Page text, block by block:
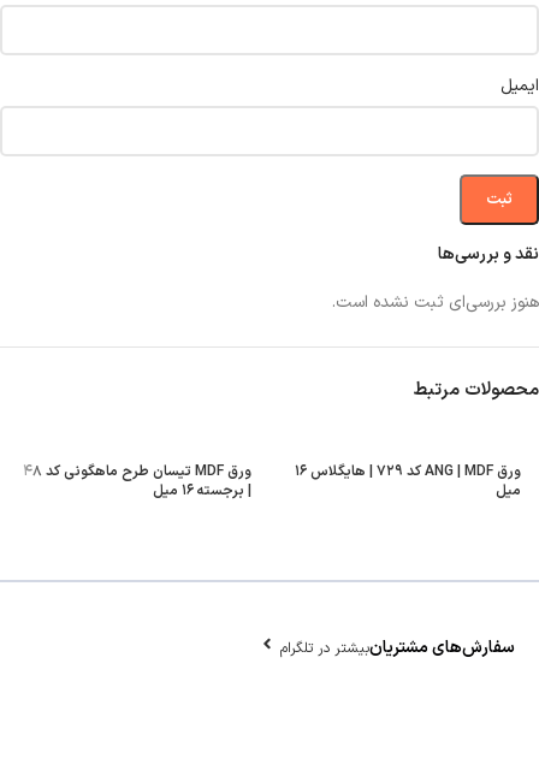
نقد و بررسی‌ها
هنوز بررسی‌ای ثبت نشده است.
ایمیل
محصولات مرتبط
ورق ANG | MDF کد ۷۲۹ | هایگلاس ۱۶
میل
ورق MDF تیسان طرح ماهگونی کد ۴۸
| برجسته ۱۶ میل
سفارش‌های مشتریانبیشتر در تلگرام